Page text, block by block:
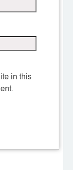
in this